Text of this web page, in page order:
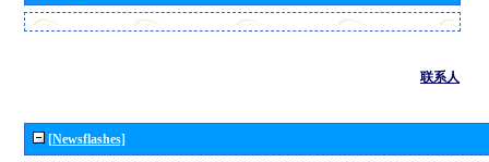
联系人
[Newsflashes]